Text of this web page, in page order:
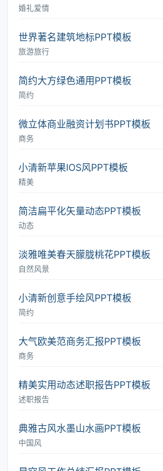
婚礼爱情
世界著名建筑地标PPT模板
旅游旅行
简约大方绿色通用PPT模板
简约
微立体商业融资计划书PPT模板
商务
小清新苹果IOS风PPT模板
精美
简洁扁平化矢量动态PPT模板
动态
淡雅唯美春天朦胧桃花PPT模板
自然风景
小清新创意手绘风PPT模板
简约
大气欧美范商务汇报PPT模板
商务
精美实用动态述职报告PPT模板
述职报告
典雅古风水墨山水画PPT模板
中国风